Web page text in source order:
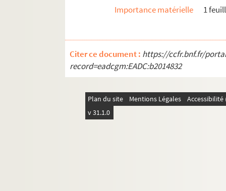
Importance matérielle
1
Citer ce document : https://ccfr.bnf.fr/
record=eadcgm:EADC:b2014832
Plan du site Mentions Légales
v 31.1.0